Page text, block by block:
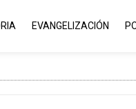
EVANGELIZACIÓN